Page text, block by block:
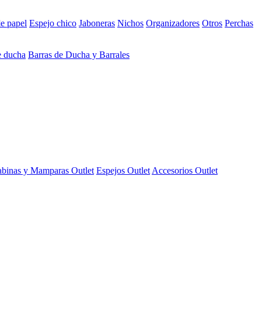
papel Espejo chico Jaboneras Nichos Organizadores Otros Perchas
ducha Barras de Ducha y Barrales
y Mamparas Outlet Espejos Outlet Accesorios Outlet